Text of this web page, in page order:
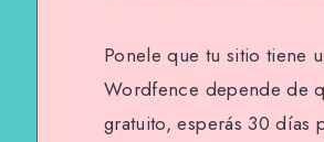
Ponele que tu sitio tiene
Wordfence depende de
gratuito, esperás 30 días